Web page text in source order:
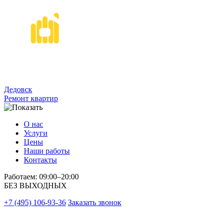
Дедовск
Ремонт квартир
О нас
Услуги
Цены
Наши работы
Контакты
Работаем: 09:00–20:00
БЕЗ ВЫХОДНЫХ
+7 (495) 106-93-36 Заказать звонок